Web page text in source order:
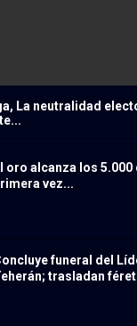
La neutralidad
oro alcanza los
vez...
funeral del
trasladan